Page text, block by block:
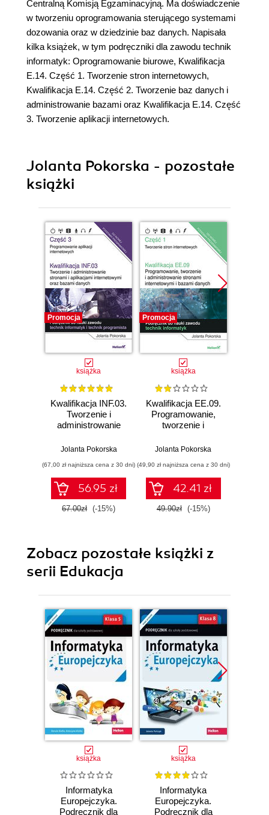
Centralną Komisją Egzaminacyjną. Ma doświadczenie
w tworzeniu oprogramowania sterującego systemami
dozowania oraz w dziedzinie baz danych. Napisała
kilka książek, w tym podręczniki dla zawodu technik
informatyk: Oprogramowanie biurowe, Kwalifikacja
E.14. Część 1. Tworzenie stron internetowych,
Kwalifikacja E.14. Część 2. Tworzenie baz danych i
administrowanie bazami oraz Kwalifikacja E.14. Część
3. Tworzenie aplikacji internetowych.
Jolanta Pokorska - pozostałe
książki
Promocja
książka
Kwalifikacja INF.03.
Tworzenie i
administrowanie
aplikacjami
bazami danych.
Część 3.
Programowanie
aplikacji
internetowych.
technik
programista
Jolanta Pokorska
(67,00 zł najniższa cena z 30 dni)
56.95 zł
67.00zł (-15%)
Promocja
książka
Kwalifikacja EE.09.
Programowanie,
tworzenie i
stronami
bazami danych.
Część 1.
Tworzenie stron
internetowych.
Podręcznik do
Jolanta Pokorska
(49,90 zł najniższa cena z 30 dni)
42.41 zł
49.90zł (-15%)
Zobacz pozostałe książki z
serii Edukacja
książka
Informatyka
Europejczyka.
Podręcznik dla
książka
Informatyka
Europejczyka.
Podręcznik dla